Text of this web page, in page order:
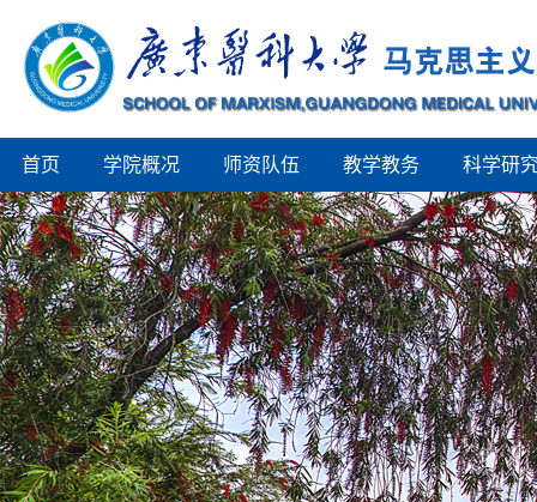
首页 学院概况 师资队伍 教学教务 科学研